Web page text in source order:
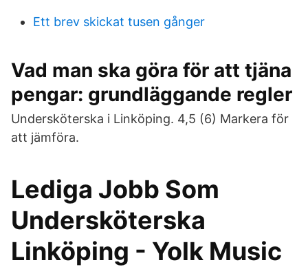
Ett brev skickat tusen gånger
Vad man ska göra för att tjäna
pengar: grundläggande regler
Undersköterska i Linköping. 4,5 (6) Markera för
att jämföra.
Lediga Jobb Som
Undersköterska
Linköping - Yolk Music